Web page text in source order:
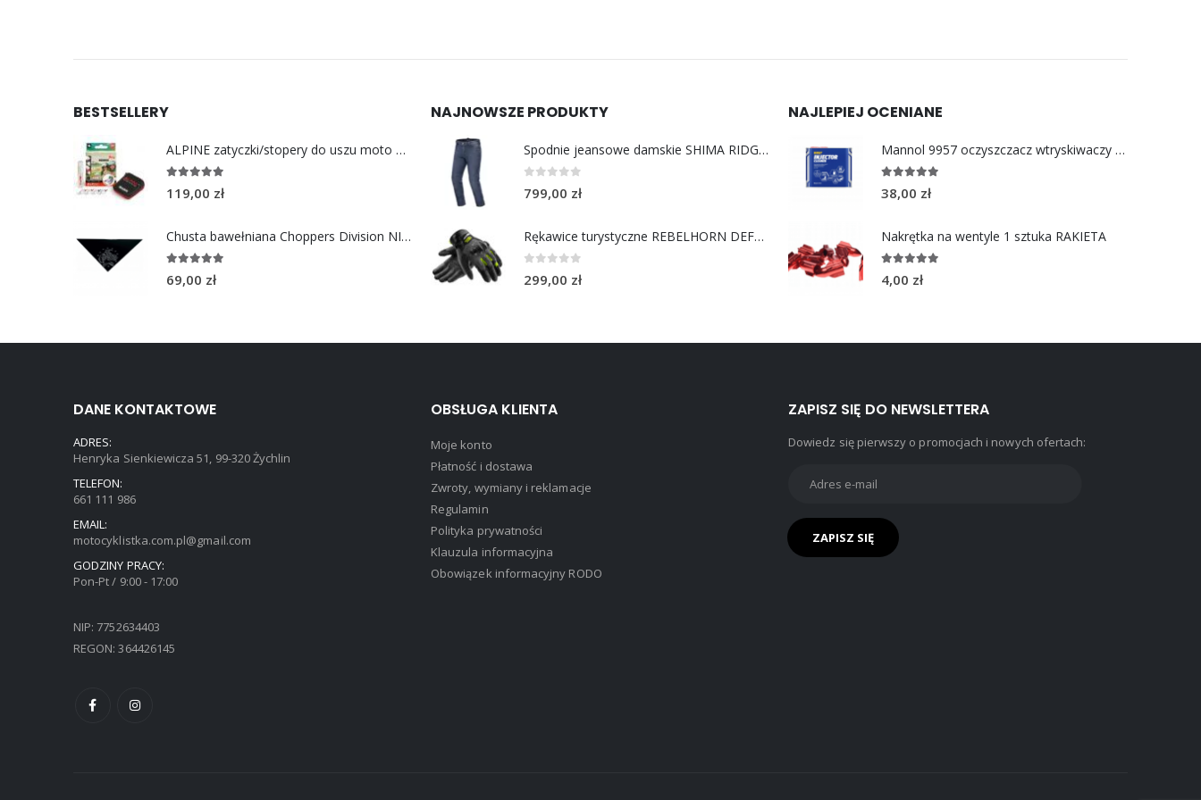
BESTSELLERY
ALPINE zatyczki/stopery do uszu moto MotoSafe Pro
out of 5
119,00 zł
Chusta bawełniana Choppers Division NIE JEDZIESZ NIE ŻYJESZ
out of 5
69,00 zł
NAJNOWSZE PRODUKTY
Spodnie jeansowe damskie SHIMA RIDGE LADY blue
out of 5
799,00 zł
Rękawice turystyczne REBELHORN DEFENDER black yellow fluo
out of 5
299,00 zł
NAJLEPIEJ OCENIANE
Mannol 9957 oczyszczacz wtryskiwaczy 400ml
out of 5
38,00 zł
Nakrętka na wentyle 1 sztuka RAKIETA
out of 5
4,00 zł
DANE KONTAKTOWE
ADRES:
Henryka Sienkiewicza 51, 99-320 Żychlin
TELEFON:
661 111 986
EMAIL:
motocyklistka.com.pl@gmail.com
GODZINY PRACY:
Pon-Pt / 9:00 - 17:00
NIP: 7752634403
REGON: 364426145
OBSŁUGA KLIENTA
Moje konto
Płatność i dostawa
Zwroty, wymiany i reklamacje
Regulamin
Polityka prywatności
Klauzula informacyjna
Obowiązek informacyjny RODO
ZAPISZ SIĘ DO NEWSLETTERA
Dowiedz się pierwszy o promocjach i nowych ofertach: